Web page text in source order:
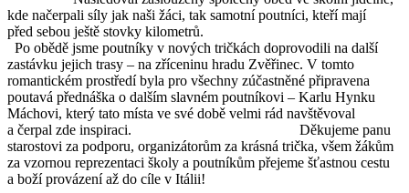
kde načerpali síly jak naši žáci, tak samotní poutníci, kteří mají
před sebou ještě stovky kilometrů.
Po obědě jsme poutníky v nových tričkách doprovodili na další
zastávku jejich trasy – na zříceninu hradu Zvěřinec. V tomto
romantickém prostředí byla pro všechny zúčastněné připravena
poutavá přednáška o dalším slavném poutníkovi – Karlu Hynku
Máchovi, který tato místa ve své době velmi rád navštěvoval
a čerpal zde inspiraci. Děkujeme panu
starostovi za podporu, organizátorům za krásná trička, všem žákům
za vzornou reprezentaci školy a poutníkům přejeme šťastnou cestu
a boží provázení až do cíle v Itálii!